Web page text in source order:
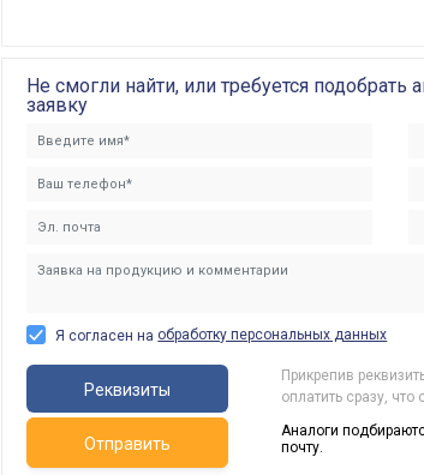
Не смогли найти, или требуется подобрать
заявку
Я согласен на обработку персональных данных
Реквизиты
Прикрепив
оплатить сразу,
Отправить
Аналоги
почту.